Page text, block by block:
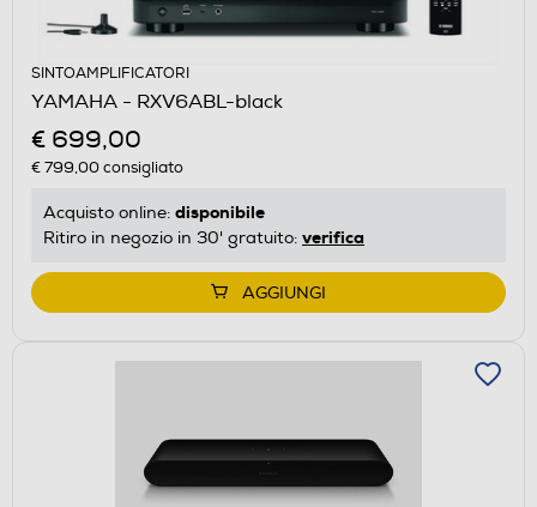
SINTOAMPLIFICATORI
YAMAHA - RXV6ABL-black
€ 699,00
€ 799,00consigliato
Acquisto online: disponibile
Ritiro in negozio in 30' gratuito: verifica
AGGIUNGI